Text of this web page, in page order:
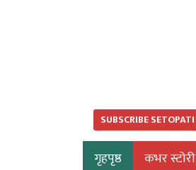
SUBSCRIBE SETOPATI
गृहपृष्ठ कभर स्टोरी